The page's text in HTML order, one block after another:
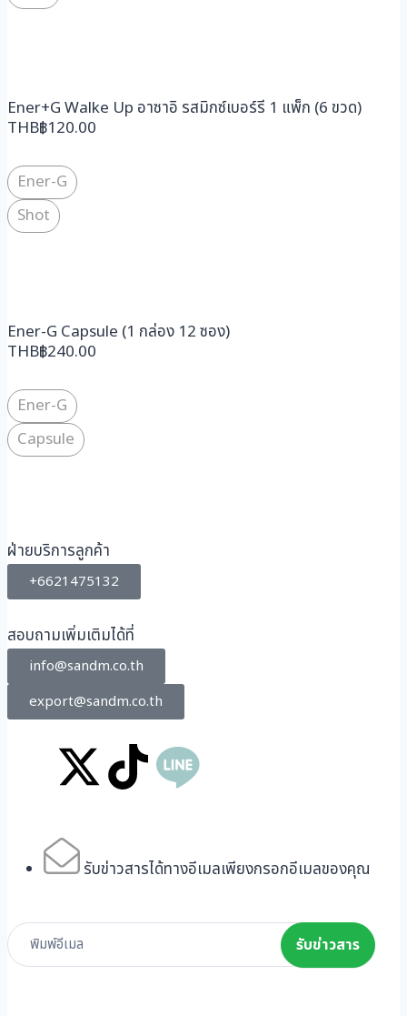
Ener+G Walke Up อาซาอิ รสมิกซ์เบอร์รี 1 แพ็ก (6 ขวด)
THB฿120.00
Ener-G
Shot
Ener-G Capsule (1 กล่อง 12 ซอง)
THB฿240.00
Ener-G
Capsule
ฝ่ายบริการลูกค้า
+6621475132
สอบถามเพิ่มเติมได้ที่
info@sandm.co.th
export@sandm.co.th
รับข่าวสารได้ทางอีเมลเพียงกรอกอีเมลของคุณ
Subscribe
Form
รับข่าวสาร